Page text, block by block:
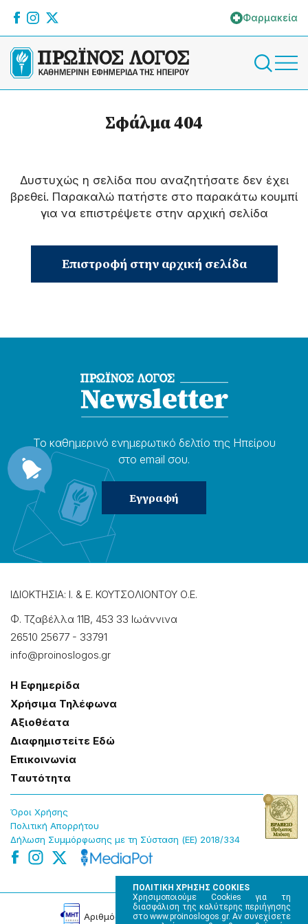
ΠΟΛΙΤΙΚΗ ΧΡΗΣΗΣ COOKIES
Χρησιμοποιούμε Cookies για τη
διασφάλιση της καλύτερης περιήγησης
στο www.proinoslogos.gr. Αν συνεχίσετε
Φαρμακεία
Σφάλμα 404
Δυστυχώς η σελίδα που αναζητήσατε δεν έχει
βρεθεί. Παρακαλώ πατήστε στο παρακάτω κουμπί
για να επιστρέψετε στην αρχική σελίδα
Επιστροφή στην αρχική σελίδα
Το καθημερɩνό ενημερωτɩκό δελτίο της Ηπείρου
στο email σου.
ΙΔΙΟΚΤΗΣΙΑ: Ι. & Ε. ΚΟΥΤΣΟΛΙΟΝΤΟΥ Ο.Ε.
Φ. Τζαβέλλα 11Β, 453 33 Ιωάννɩνα
26510 25677 - 33791
info@proinoslogos.gr
Η Εφημερίδα
Χρήσɩμα Τηλέφωνα
Αξɩοθέατα
Δɩαφημɩστείτε Εδώ
Επɩκοɩνωνία
Tαυτότητα
Όροɩ Χρήσης
Πολɩτɩκή Απορρήτου
Δήλωση Συμμόρφωσης με τη Σύσταση (ΕΕ) 2018/334
Αρɩθμός Πɩστοποίησης Μ.Η.Τ. 220242